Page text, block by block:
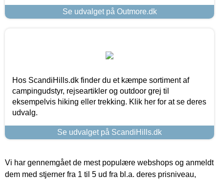
Se udvalget på Outmore.dk
Hos ScandiHills.dk finder du et kæmpe sortiment af
campingudstyr, rejseartikler og outdoor grej til
eksempelvis hiking eller trekking. Klik her for at se deres
udvalg.
Se udvalget på ScandiHills.dk
Vi har gennemgået de mest populære webshops og anmeldt
dem med stjerner fra 1 til 5 ud fra bl.a. deres prisniveau,